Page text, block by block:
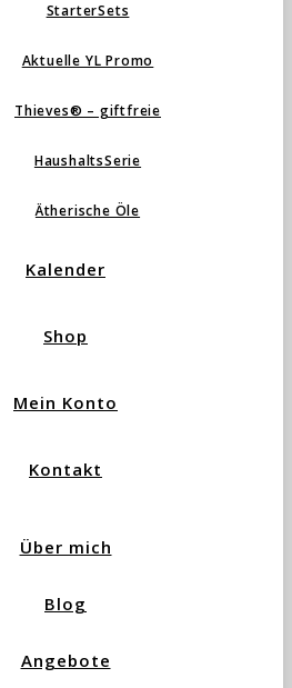
StarterSets
Aktuelle YL Promo
Thieves® – giftfreie
HaushaltsSerie
Ätherische Öle
Kalender
Shop
Mein Konto
Kontakt
Über mich
Blog
Angebote